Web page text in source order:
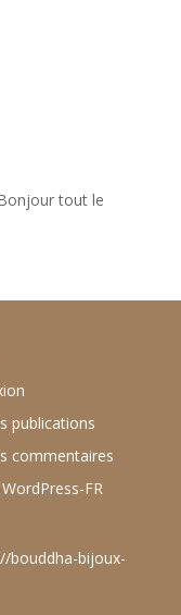
tout le
publications
commentaires
FR
bouddha-bijoux-